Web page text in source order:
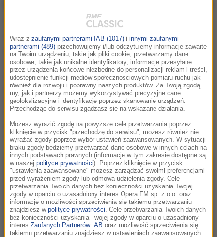
Festiwal Muzyki Filmowej ...od
środka!
Podczas Festiwalu Muzyki Filmowej w Krakowie
zabierzemy słuchaczy i internautów prosto za kulisy
najważniejszych koncertów FMF! Będziemy tam, gdzie
dzieją się najciekawsze rozmowy, największe emocje i
najbardziej wyjątkowe spotkania. Na żywo z festiwalu
Natalia Ryba pokaże atmosferę FMF od środka - od
przygotowań artystów, przez backstage, aż po momenty
tuż przed wejściem na scenę.
Wraz z zaufanymi partnerami IAB (1017) i innymi zaufanymi
partnerami (489) przechowujemy i/lub odczytujemy informacje zawarte
na Twoim urządzeniu, takie jak pliki cookie, przetwarzamy dane
osobowe, takie jak unikalne identyfikatory, informacje przesyłane
przez urządzenia końcowe niezbędne do personalizacji reklam i treści,
udostępnienie funkcji mediów społecznościowych pomiaru ruchu jak
również dla rozwoju i poprawny naszych produktów. Za Twoją zgodą
my, jak i partnerzy możemy wykorzystywać precyzyjne dane
geolokalizacyjne i identyfikację poprzez skanowanie urządzeń.
Przechodząc do serwisu zgadzasz się na wskazane działania.
Możesz wyrazić zgodę na powyższe cele przetwarzania poprzez
kliknięcie w przycisk "przechodzę do serwisu", możesz również nie
wyrażać zgody poprzez wybór ustawień zaawansowanych. W sytuacji
braku zgody będziemy przetwarzać dane osobowe w innych celach na
innych podstawach prawnych (informacje w tym zakresie dostępne są
w naszej polityce prywatności). Poprzez kliknięcie w przycisk
"ustawienia zaawansowane" możesz zarządzać swoimi preferencjami
przed wyrażeniem zgody lub odmową udzielenia zgody. Cele
przetwarzania Twoich danych bez konieczności uzyskania Twojej
zgody w oparciu o uzasadniony interes Opera FM sp. z o.o. oraz
informacje o możliwości sprzeciwienia się takiemu przetwarzaniu
znajdziesz w polityce prywatności . Cele przetwarzania Twoich danych
bez konieczności uzyskania Twojej zgody w oparciu o uzasadniony
interes Zaufanych Partnerów IAB oraz możliwość sprzeciwienia się
takiemu przetwarzaniu znajdziesz w ustawieniach zaawansowanych.